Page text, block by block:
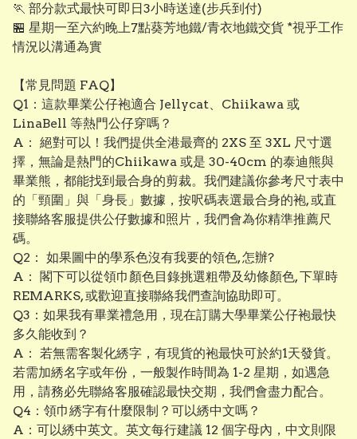
🏃 部分款式最快可即日3小時送達(步兵到付)
🏪 星期一至六約晚上7點葵芳地鐵/青衣地鐵交貨 *視乎工作
情況以溝通為實
【常見問題 FAQ】
Q1：這款畢業公仔袍適合 Jellycat、Chiikawa 或
LinaBell 等熱門公仔穿嗎？
A： 絕對可以！我們提供全港最齊的 2XS 至 3XL 尺寸選
擇，無論是熱門的Chiikawa 或是 30-40cm 的泰迪熊與
畢業熊，都能找到最合身的剪裁。我們建議你參考尺寸表中
的「頸圍」與「身長」數據，按呎碼表選最合身的袍, 或直
接聯絡客服提供公仔數據和照片，我們會為你精準推薦尺
碼。
Q2： 如果圖中的學系色沒有我要的領色, 怎辦?
A： 閣下可以從領巾顏色目錄挑選粗帶及幼條顏色, 下單時
REMARKS, 或歡迎直接聯絡我們查詢協助即可。
Q3：如果我有畢業禮急用，現在訂購大學畢業公仔袍最快
多久能收到？
A： 若無需客製化綉字，有現貨的袍最快可於約1天發貨。
若需加綉名字或年份，一般製作時間為 1-2 星期，如遇急
用，請務必先聯絡客服確認最快交期，我們會盡力配合。
Q4：領巾綉字有什麼限制？可以綉中文嗎？
A：可以綉中英文。英文每行建議 12 個字母內，中文則限